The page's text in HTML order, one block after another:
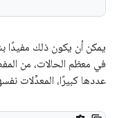
يمكن أن يكون ذلك مفيدًا
في معظم الحالات، من
عددها كبيرًا، المعدِّلات